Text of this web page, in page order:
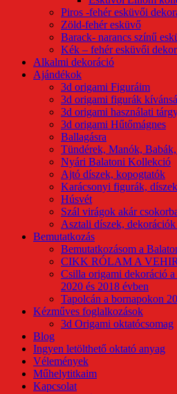
Piros -fehér esküvői
Zöld-fehér esküvő
Barack- narancs színű
Kék – fehér esküvői
Alkalmi dekoráció
Ajándékok
3d origami Figuráim
3d origami figurák
3d origami használati
3d origami Hűtőmágnes
Ballagásra
Tündérek, Manók,
Nyári Balatoni Kollekció
Ajtó díszek, kopogtatók
Karácsonyi figurák,
Húsvét
Szál virágok akár
Asztali díszek, dekorációk
Bemutatkozás
Bemutatkozásom a
CIKK RÓLAM A
Csilla origami dekoráció
2020 és 2018 évben
Tapolcán a bornapokon
Kézműves foglalkozások
3d Origami oktatócsomag
Blog
Ingyen letölthető oktató anyag
Vélemények
Műhelytitkaim
Kapcsolat